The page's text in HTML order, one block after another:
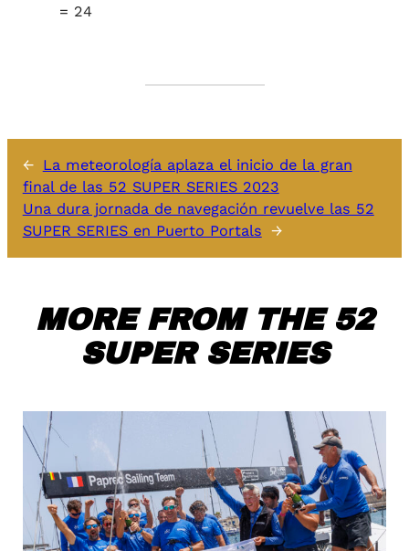
= 24
← La meteorología aplaza el inicio de la gran
final de las 52 SUPER SERIES 2023
Una dura jornada de navegación revuelve las 52
SUPER SERIES en Puerto Portals →
MORE FROM THE 52
SUPER SERIES